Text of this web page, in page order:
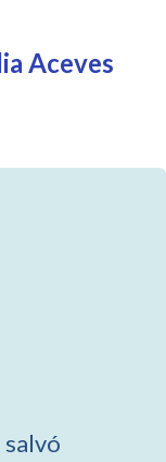
Aceves
salvó